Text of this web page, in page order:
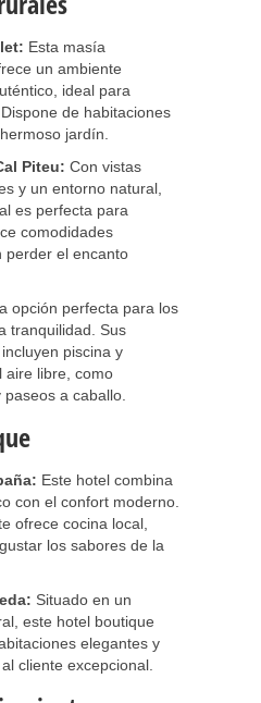
Esta masía
un ambiente
ideal para
de habitaciones
jardín.
Piteu: Con vistas
y un entorno natural,
es perfecta para
comodidades
perder el encanto
opción perfecta para los
tranquilidad. Sus
piscina y
aire libre, como
a caballo.
Este hotel combina
con el confort moderno.
ofrece cocina local,
los sabores de la
Situado en un
este hotel boutique
elegantes y
cliente excepcional.